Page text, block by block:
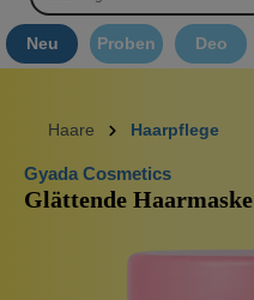
Neu Proben Deo
Haare Haarpflege
Gyada Cosmetics
Glättende Haarmaske